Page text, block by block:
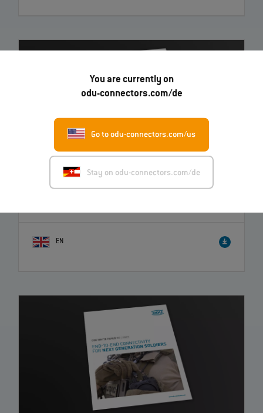
You are currently on
odu-connectors.com/de
Go to odu-connectors.com/us
Stay on odu-connectors.com/de
ODU AMC® & ODU AMC® Easy-Clean Montage–
EN